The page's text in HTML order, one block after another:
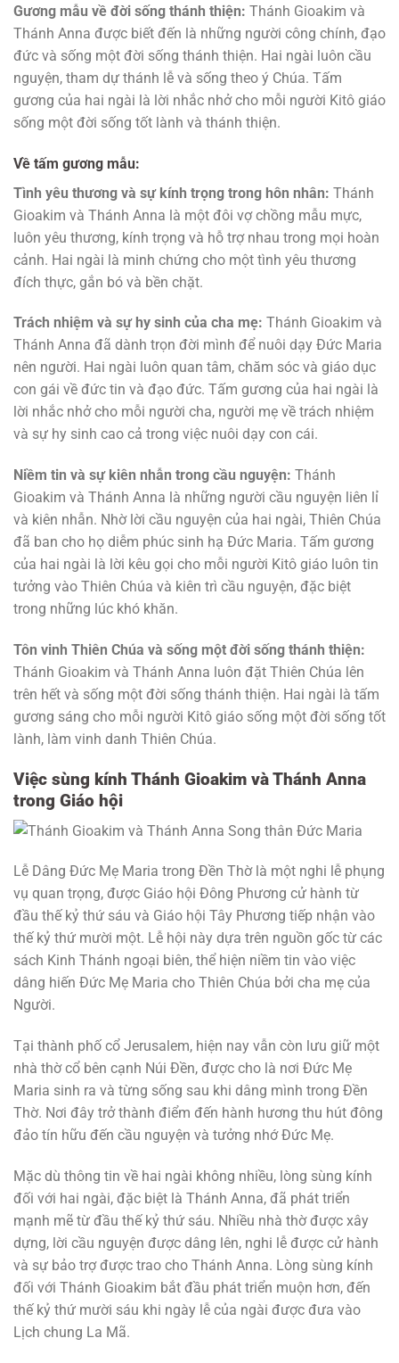
Gương mẫu về đời sống thánh thiện: Thánh Gioakim và
Thánh Anna được biết đến là những người công chính, đạo
đức và sống một đời sống thánh thiện. Hai ngài luôn cầu
nguyện, tham dự thánh lễ và sống theo ý Chúa. Tấm
gương của hai ngài là lời nhắc nhở cho mỗi người Kitô giáo
sống một đời sống tốt lành và thánh thiện.
Về tấm gương mẫu:
Tình yêu thương và sự kính trọng trong hôn nhân: Thánh
Gioakim và Thánh Anna là một đôi vợ chồng mẫu mực,
luôn yêu thương, kính trọng và hỗ trợ nhau trong mọi hoàn
cảnh. Hai ngài là minh chứng cho một tình yêu thương
đích thực, gắn bó và bền chặt.
Trách nhiệm và sự hy sinh của cha mẹ: Thánh Gioakim và
Thánh Anna đã dành trọn đời mình để nuôi dạy Đức Maria
nên người. Hai ngài luôn quan tâm, chăm sóc và giáo dục
con gái về đức tin và đạo đức. Tấm gương của hai ngài là
lời nhắc nhở cho mỗi người cha, người mẹ về trách nhiệm
và sự hy sinh cao cả trong việc nuôi dạy con cái.
Niềm tin và sự kiên nhẫn trong cầu nguyện: Thánh
Gioakim và Thánh Anna là những người cầu nguyện liên lỉ
và kiên nhẫn. Nhờ lời cầu nguyện của hai ngài, Thiên Chúa
đã ban cho họ diễm phúc sinh hạ Đức Maria. Tấm gương
của hai ngài là lời kêu gọi cho mỗi người Kitô giáo luôn tin
tưởng vào Thiên Chúa và kiên trì cầu nguyện, đặc biệt
trong những lúc khó khăn.
Tôn vinh Thiên Chúa và sống một đời sống thánh thiện:
Thánh Gioakim và Thánh Anna luôn đặt Thiên Chúa lên
trên hết và sống một đời sống thánh thiện. Hai ngài là tấm
gương sáng cho mỗi người Kitô giáo sống một đời sống tốt
lành, làm vinh danh Thiên Chúa.
Việc sùng kính Thánh Gioakim và Thánh Anna
trong Giáo hội
Lễ Dâng Đức Mẹ Maria trong Đền Thờ là một nghi lễ phụng
vụ quan trọng, được Giáo hội Đông Phương cử hành từ
đầu thế kỷ thứ sáu và Giáo hội Tây Phương tiếp nhận vào
thế kỷ thứ mười một. Lễ hội này dựa trên nguồn gốc từ các
sách Kinh Thánh ngoại biên, thể hiện niềm tin vào việc
dâng hiến Đức Mẹ Maria cho Thiên Chúa bởi cha mẹ của
Người.
Tại thành phố cổ Jerusalem, hiện nay vẫn còn lưu giữ một
nhà thờ cổ bên cạnh Núi Đền, được cho là nơi Đức Mẹ
Maria sinh ra và từng sống sau khi dâng mình trong Đền
Thờ. Nơi đây trở thành điểm đến hành hương thu hút đông
đảo tín hữu đến cầu nguyện và tưởng nhớ Đức Mẹ.
Mặc dù thông tin về hai ngài không nhiều, lòng sùng kính
đối với hai ngài, đặc biệt là Thánh Anna, đã phát triển
mạnh mẽ từ đầu thế kỷ thứ sáu. Nhiều nhà thờ được xây
dựng, lời cầu nguyện được dâng lên, nghi lễ được cử hành
và sự bảo trợ được trao cho Thánh Anna. Lòng sùng kính
đối với Thánh Gioakim bắt đầu phát triển muộn hơn, đến
thế kỷ thứ mười sáu khi ngày lễ của ngài được đưa vào
Lịch chung La Mã.